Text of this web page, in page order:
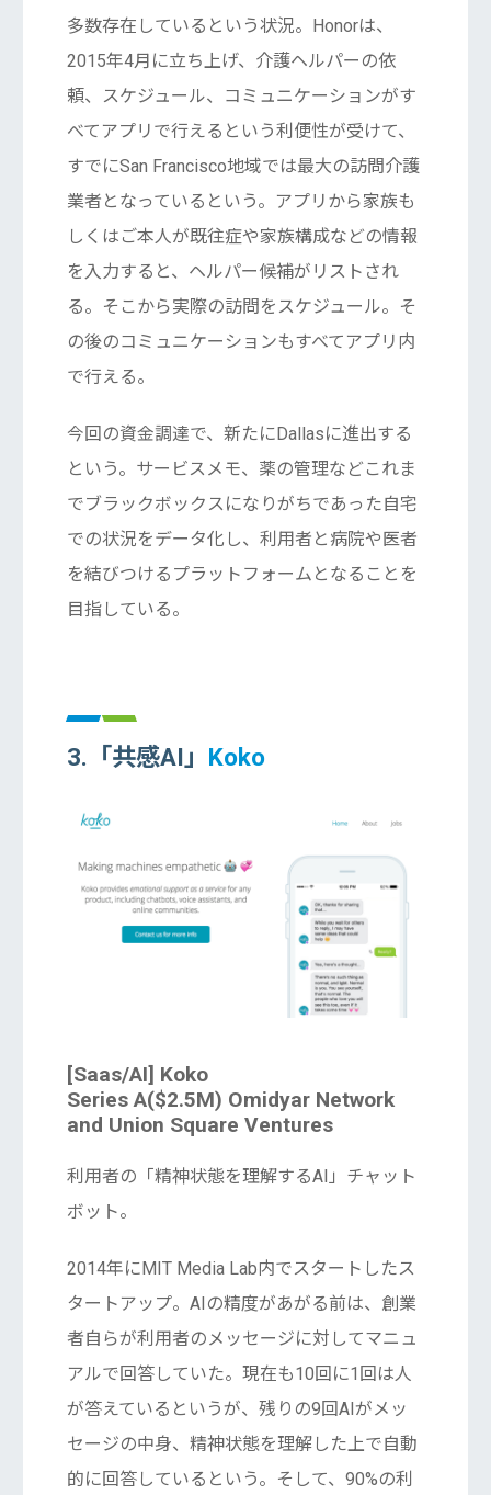
多数存在しているという状況。Honorは、
2015年4月に立ち上げ、介護ヘルパーの依
頼、スケジュール、コミュニケーションがす
べてアプリで行えるという利便性が受けて、
すでにSan Francisco地域では最大の訪問介護
業者となっているという。アプリから家族も
しくはご本人が既往症や家族構成などの情報
を入力すると、ヘルパー候補がリストされ
る。そこから実際の訪問をスケジュール。そ
の後のコミュニケーションもすべてアプリ内
で行える。
今回の資金調達で、新たにDallasに進出する
という。サービスメモ、薬の管理などこれま
でブラックボックスになりがちであった自宅
での状況をデータ化し、利用者と病院や医者
を結びつけるプラットフォームとなることを
目指している。
3.「共感AI」 Koko
[Saas/AI] Koko
Series A($2.5M) Omidyar Network
and Union Square Ventures
利用者の「精神状態を理解するAI」チャット
ボット。
2014年にMIT Media Lab内でスタートしたス
タートアップ。AIの精度があがる前は、創業
者自らが利用者のメッセージに対してマニュ
アルで回答していた。現在も10回に1回は人
が答えているというが、残りの9回AIがメッ
セージの中身、精神状態を理解した上で自動
的に回答しているという。そして、90%の利